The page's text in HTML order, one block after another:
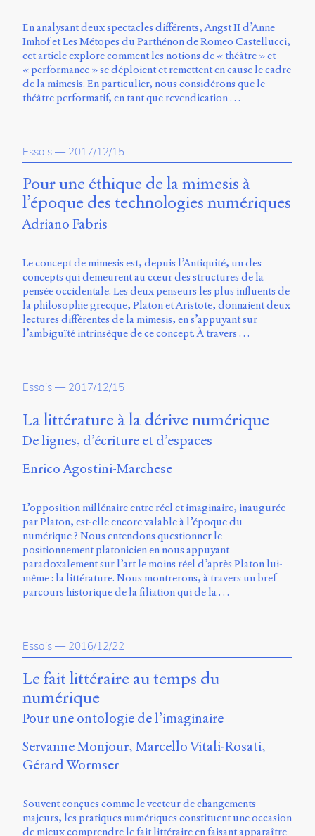
Université
de
Sherbrooke
Campus
Local
B1-
150
Pl.
Charles-
Le
Longueuil
0B7
Canada
ISSN
Sens
0.1
(2020/03)
Typographies
Jannon
Storm
Foundry
et
de
Ce
été
par
Blanc,
Maxime
De
Barros,
En analysant deux spectacles différents, Angst II d’Anne
Imhof et Les Métopes du Parthénon de Romeo Castellucci,
cet article explore comment les notions de « théâtre » et
« performance » se déploient et remettent en cause le cadre
de la mimesis. En particulier, nous considérons que le
théâtre performatif, en tant que revendication …
Essais — 2017/12/15
Pour une éthique de la mimesis à
l’époque des technologies numériques
Adriano Fabris
Le concept de mimesis est, depuis l’Antiquité, un des
concepts qui demeurent au cœur des structures de la
pensée occidentale. Les deux penseurs les plus influents de
la philosophie grecque, Platon et Aristote, donnaient deux
lectures différentes de la mimesis, en s’appuyant sur
l’ambiguïté intrinsèque de ce concept. À travers …
Essais — 2017/12/15
La littérature à la dérive numérique
De lignes, d’écriture et d’espaces
Enrico Agostini-Marchese
L’opposition millénaire entre réel et imaginaire, inaugurée
par Platon, est-elle encore valable à l’époque du
numérique ? Nous entendons questionner le
positionnement platonicien en nous appuyant
paradoxalement sur l’art le moins réel d’après Platon lui-
même : la littérature. Nous montrerons, à travers un bref
parcours historique de la filiation qui de la …
Essais — 2016/12/22
Le fait littéraire au temps du
numérique
Pour une ontologie de l’imaginaire
Servanne Monjour Marcello Vitali-Rosati
Gérard Wormser
Souvent conçues comme le vecteur de changements
majeurs, les pratiques numériques constituent une occasion
de mieux comprendre le fait littéraire en faisant apparaître